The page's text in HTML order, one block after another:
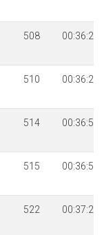
508 00:36:22
510 00:36:27
514 00:36:50
515 00:36:50
522 00:37:26